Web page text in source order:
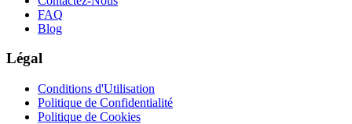
FAQ
Blog
Légal
Conditions d'Utilisation
Politique de Confidentialité
Politique de Cookies